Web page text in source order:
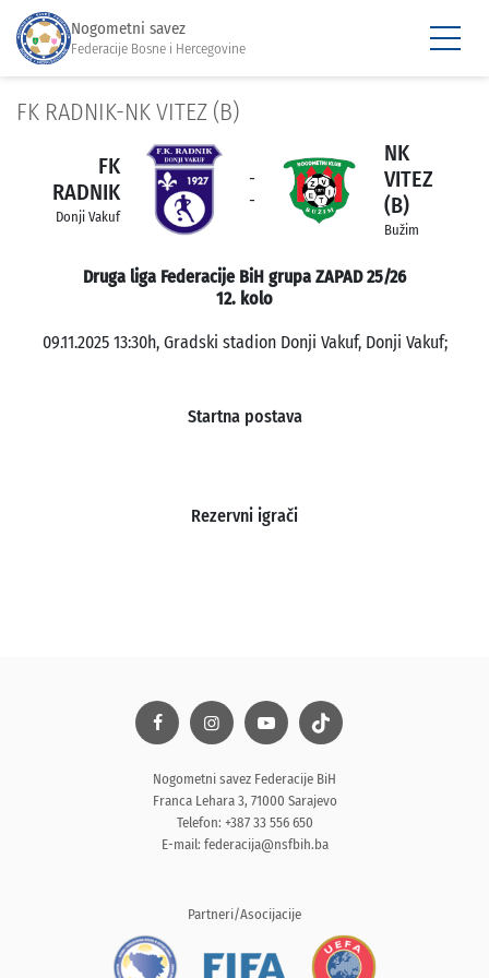
Nogometni savez
Federacije Bosne i Hercegovine
FK RADNIK-NK VITEZ (B)
FK
RADNIK
Donji Vakuf
-
-
NK
VITEZ
(B)
Bužim
Druga liga Federacije BiH grupa ZAPAD 25/26
12. kolo
09.11.2025 13:30h, Gradski stadion Donji Vakuf, Donji Vakuf;
Startna postava
Rezervni igrači
Nogometni savez Federacije BiH
Franca Lehara 3, 71000 Sarajevo
Telefon: +387 33 556 650
E-mail: federacija@nsfbih.ba
Partneri/Asocijacije